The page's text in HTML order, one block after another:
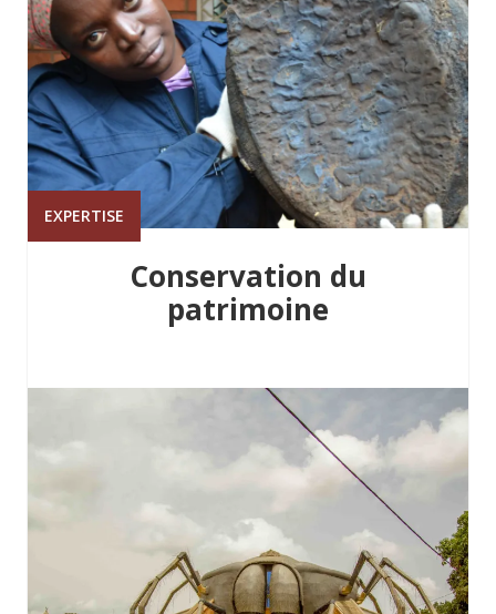
EXPERTISE
Conservation du
patrimoine